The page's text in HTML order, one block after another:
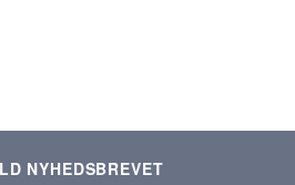
NYHEDSBREVET